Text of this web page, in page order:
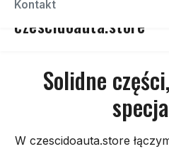
czescidoauta.store
Kontakt
Solidne
W czescidoauta.store